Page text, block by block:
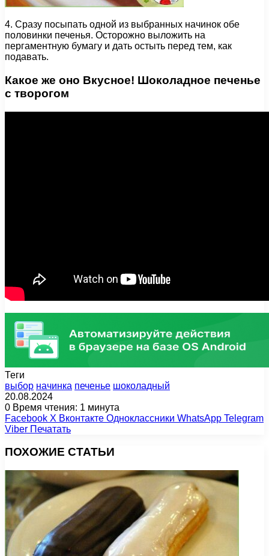
4. Сразу посыпать одной из выбранных начинок обе
половинки печенья. Осторожно выложить на
пергаментную бумагу и дать остыть перед тем, как
подавать.
Какое же оно Вкусное! Шоколадное печенье
с творогом
Теги
выбор начинка печенье шоколадный
20.08.2024
0 Время чтения: 1 минута
Facebook X Вконтакте Одноклассники WhatsApp Telegram
Viber Печатать
ПОХОЖИЕ СТАТЬИ